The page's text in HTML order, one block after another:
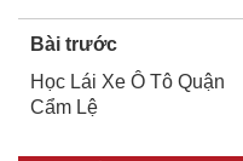
Bài trước
Học Lái Xe Ô Tô Quận
Cẩm Lệ